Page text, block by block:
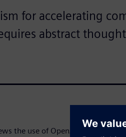
for accelerating
abstract thought
the use of OpenACC (Open